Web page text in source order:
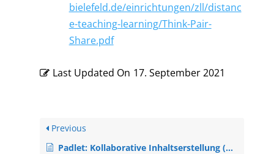
bielefeld.de/einrichtungen/zll/distanc
e-teaching-learning/Think-Pair-
Share.pdf
Last Updated On 17. September 2021
Previous
Padlet: Kollaborative Inhaltserstellung (A2, DLC)